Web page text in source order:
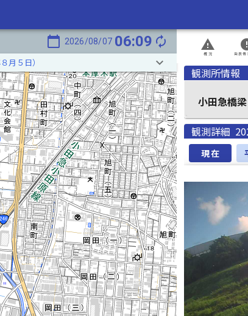
calendar_today 2026/08/07 06:09 autorenew
月５日） keyboard_arrow_down
概況
report_problem
発表情
観測所情報
小田急橋梁
観測詳細
現在